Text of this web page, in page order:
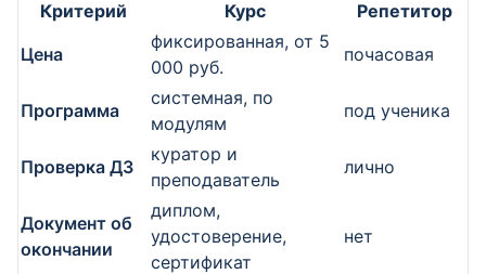
Критерий Курс
Репетитор
Цена
фиксированная, от 5
000 руб.
почасовая
Программа
системная, по
модулям
под ученика
Проверка ДЗ
куратор и
преподаватель
лично
Документ об
окончании
диплом,
удостоверение,
сертификат
нет